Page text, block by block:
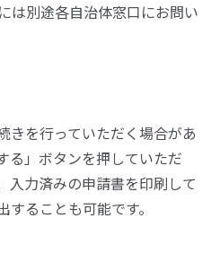
は別途各自治体窓口にお問い
きを行っていただく場合があ
る」ボタンを押していただ
入力済みの申請書を印刷して
ることも可能です。